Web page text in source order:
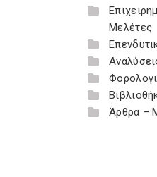
Μελέτες
Άρθρα –